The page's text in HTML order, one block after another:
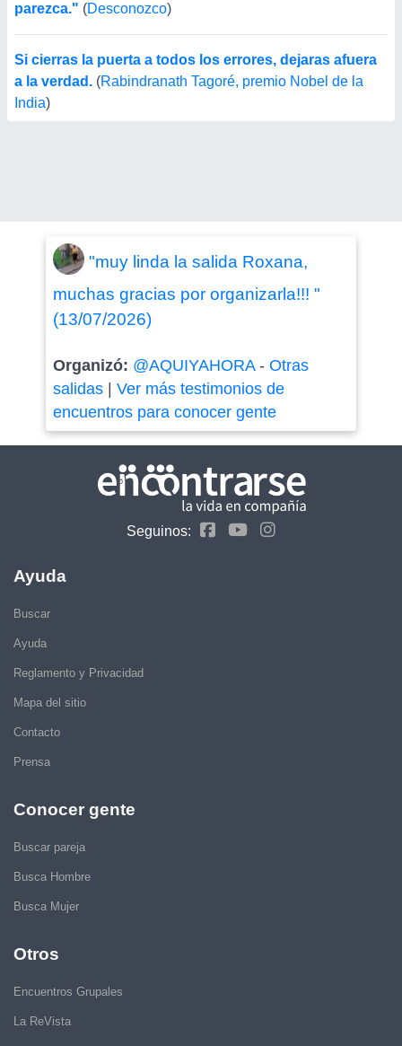
parezca." (Desconozco)
Si cierras la puerta a todos los errores, dejaras afuera
a la verdad. (Rabindranath Tagoré, premio Nobel de la
India)
"muy linda la salida Roxana,
muchas gracias por organizarla!!! "
(13/07/2026)
Organizó: @AQUIYAHORA- Otras
salidas| Ver más testimonios de
encuentros para conocer gente
Seguinos:
Ayuda
Buscar
Ayuda
Reglamento y Privacidad
Mapa del sitio
Contacto
Prensa
Conocer gente
Buscar pareja
Busca Hombre
Busca Mujer
Otros
Encuentros Grupales
La ReVista